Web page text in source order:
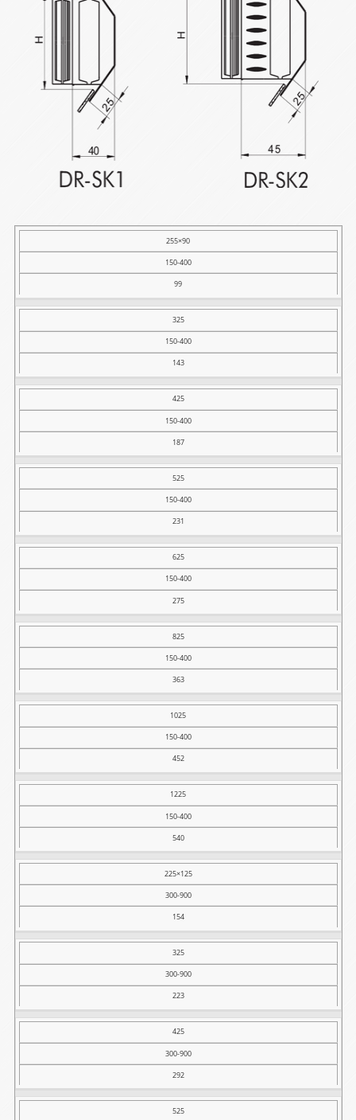
(prečnik
površina
(cm2)
255×90
150-400
99
325
150-400
143
425
150-400
187
525
150-400
231
625
150-400
275
825
150-400
363
1025
150-400
452
1225
150-400
540
225×125
300-900
154
325
300-900
223
425
300-900
292
525